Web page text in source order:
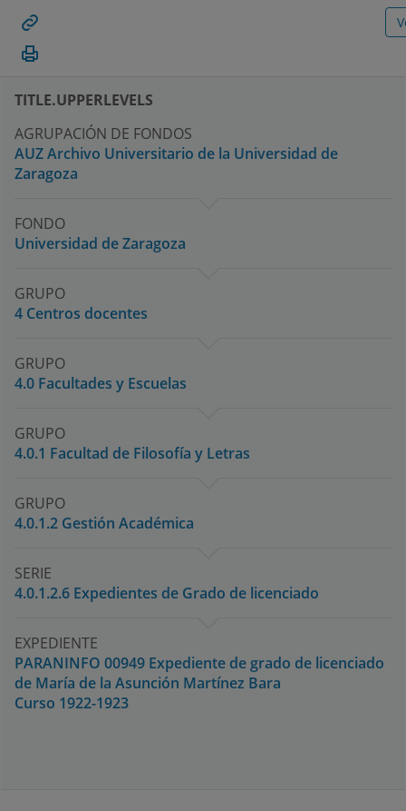
TITLE.UPPERLEVELS
AGRUPACIÓN DE FONDOS
AUZ Archivo Universitario de la Universidad de
Zaragoza
FONDO
Universidad de Zaragoza
GRUPO
4 Centros docentes
GRUPO
4.0 Facultades y Escuelas
GRUPO
4.0.1 Facultad de Filosofía y Letras
GRUPO
4.0.1.2 Gestión Académica
SERIE
4.0.1.2.6 Expedientes de Grado de licenciado
EXPEDIENTE
PARANINFO 00949 Expediente de grado de licenciado
de María de la Asunción Martínez Bara
Curso 1922-1923